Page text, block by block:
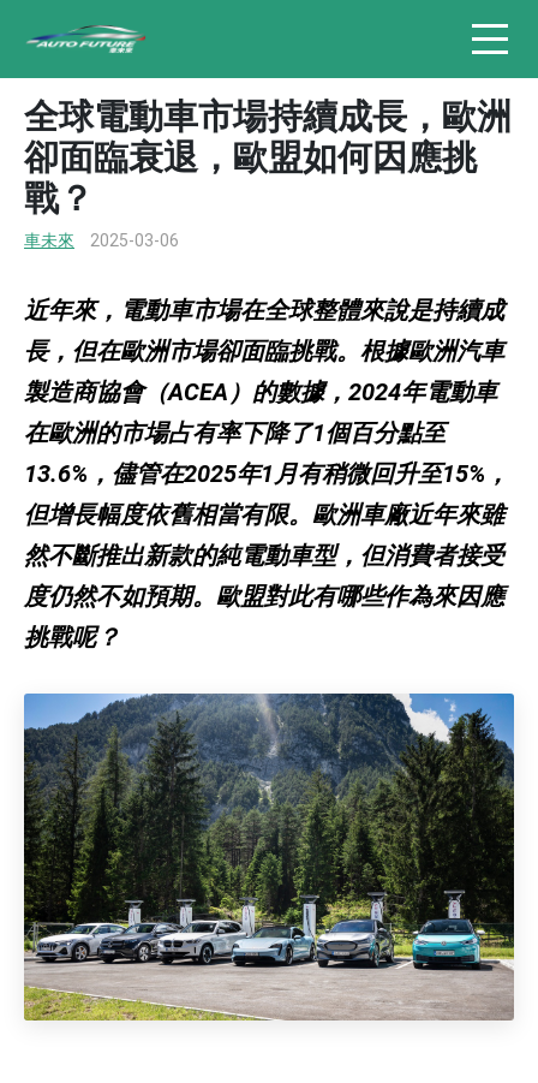
全球電動車市場持續成長，歐洲
卻面臨衰退，歐盟如何因應挑
戰？
車未來 2025-03-06
近年來，電動車市場在全球整體來說是持續成
長，但在歐洲市場卻面臨挑戰。根據歐洲汽車
製造商協會（ACEA）的數據，2024年電動車
在歐洲的市場占有率下降了1個百分點至
13.6%，儘管在2025年1月有稍微回升至15%，
但增長幅度依舊相當有限。歐洲車廠近年來雖
然不斷推出新款的純電動車型，但消費者接受
度仍然不如預期。歐盟對此有哪些作為來因應
挑戰呢？